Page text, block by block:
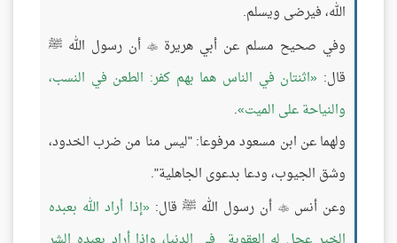
الله، فيرضى ويسلم.
وفي صحيح مسلم عن أبي هريرة  أن رسول الله ﷺ
قال: اثنتان في الناس هما بهم كفر: الطعن في النسب،
والنياحة على الميت .
ولهما عن ابن مسعود مرفوعا: "ليس منا من ضرب الخدود،
وشق الجيوب، ودعا بدعوى الجاهلية".
وعن أنس أن رسول الله ﷺ قال: إذا أراد الله بعبده